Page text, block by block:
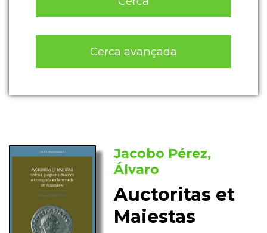
Cerca avançada
Jacobo Pérez,
Álvaro
Auctoritas et
Maiestas